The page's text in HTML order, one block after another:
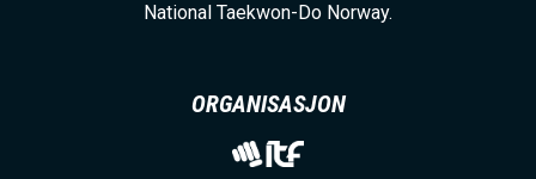
National Taekwon-Do Norway.
ORGANISASJON